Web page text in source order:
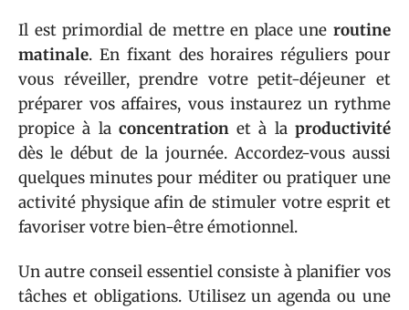
Il est primordial de mettre en place une routine
matinale. En fixant des horaires réguliers pour
vous réveiller, prendre votre petit-déjeuner et
préparer vos affaires, vous instaurez un rythme
propice à la concentrationet à laproductivité
dès le début de la journée. Accordez-vous aussi
quelques minutes pour méditer ou pratiquer une
activité physique afin de stimuler votre esprit et
favoriser votre bien-être émotionnel.
Un autre conseil essentiel consiste à planifier vos
tâches et obligations. Utilisez un agenda ou une